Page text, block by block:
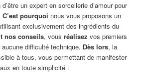
un expert en sorcellerie d’amour pour
C’est pourquoi nous vous proposons un
exclusivement des ingrédients du
nos conseils, vousréalisez vos premiers
difficulté technique. Dès lors, la
à tous, vous permettant de manifester
en toute simplicité :